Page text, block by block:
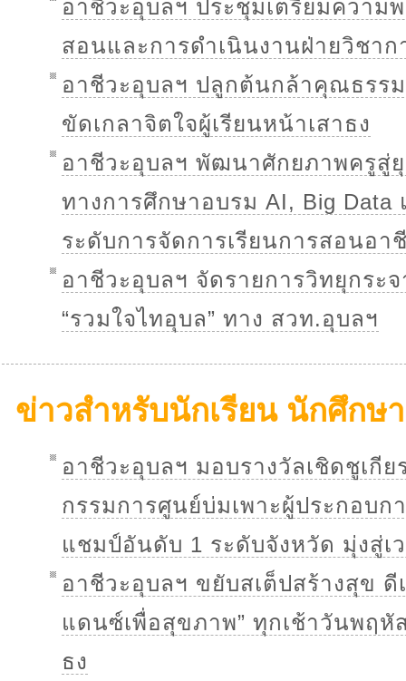
อาชีวะอุบลฯ ประชุมเตรียมความ
สอนและการดำเนินงานฝ่ายวิชาก
อาชีวะอุบลฯ ปลูกต้นกล้าคุณธรร
ขัดเกลาจิตใจผู้เรียนหน้าเสาธง
อาชีวะอุบลฯ พัฒนาศักยภาพครูสู่
ทางการศึกษาอบรม AI, Big Data
ระดับการจัดการเรียนการสอนอา
อาชีวะอุบลฯ จัดรายการวิทยุกระจ
“รวมใจไทอุบล” ทาง สวท.อุบลฯ
ข่าวสำหรับนักเรียน นักศึกษา
อาชีวะอุบลฯ มอบรางวัลเชิดชูเกี
กรรมการศูนย์บ่มเพาะผู้ประกอบ
แชมป์อันดับ 1 ระดับจังหวัด มุ่งสู่เ
อาชีวะอุบลฯ ขยับสเต็ปสร้างสุข ดี
แดนซ์เพื่อสุขภาพ” ทุกเช้าวันพฤหั
ธง